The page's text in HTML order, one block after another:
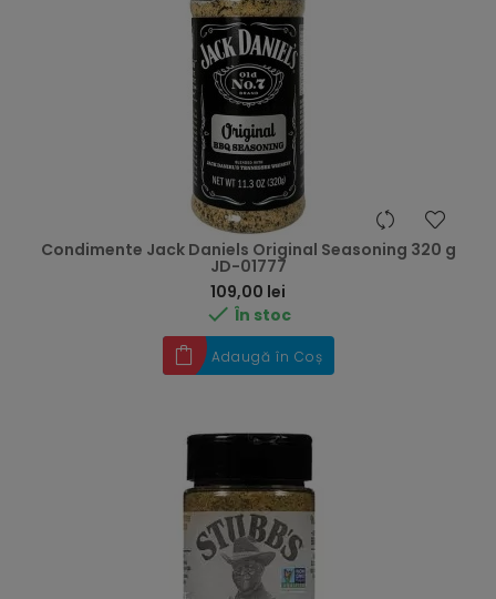
Condimente Jack Daniels Original Seasoning 320 g
JD-01777
109,00 lei
 În stoc
Adaugă în Coș